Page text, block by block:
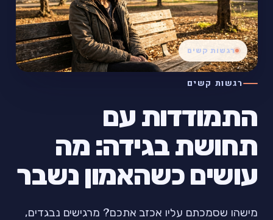
רגשות קשים
התמודדות עם
תחושת בגידה: מה
עושים כשהאמון נשבר
מישהו שסמכתם עליו אכזב אתכם? מרגישים נבגדים,
רגשות קשים